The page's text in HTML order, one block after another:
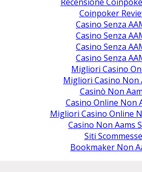
Coinpoker
Casino Senza
Casino Senza
Casino Senza
Casino Senza
Migliori Casino
Migliori Casino Non
Casinò Non
Casino Online Non
Migliori Casino Online
Casino Non Aams
Siti Scommesse
Bookmaker Non